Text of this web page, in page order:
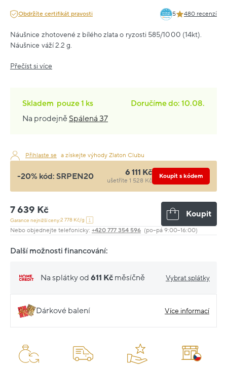
Obdržíte certifikát pravosti 5 480 recenzí
Náušnice zhotovené z bílého zlata o ryzosti 585/1000 (14kt).
Náušnice váží 2.2 g.
Přečíst si více
Skladem pouze1 ks
Doručíme do: 10.08.
Na prodejně Spálená 37
Přihlaste se a získejte výhody Zlaton Clubu
-20% kód: SRPEN20 6 111 Kč
ušetříte 1 528 Kč
Koupit s kódem
7 639 Kč
Garance nejnižší ceny:2 778 Kč/g
Koupit
Nebo objednejte telefonicky: +420 777 354 596 (po–pá 9:00–16:00)
Další možnosti financování:
Na splátky od 611 Kč měsíčně Vybrat splátky
Dárkové balení Více informací